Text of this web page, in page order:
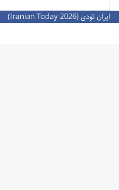
ایران تودی (Iranian Today 2026)